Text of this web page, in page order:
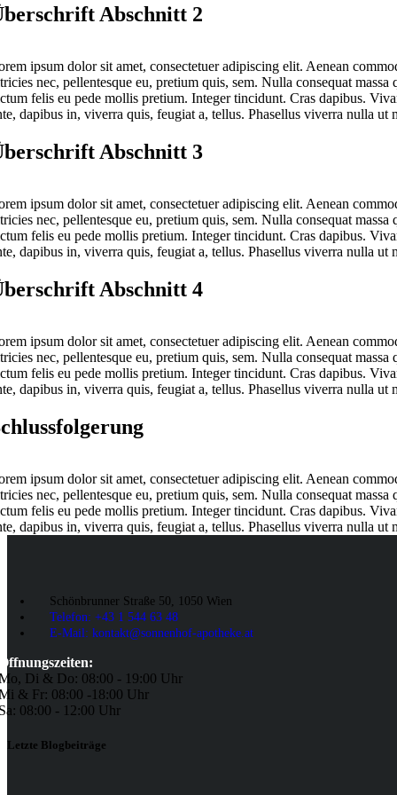
Abschnitt 2
ipsum dolor sit amet, consectetuer adipiscing elit. Aenean
nec, pellentesque eu, pretium quis, sem. Nulla consequat
felis eu pede mollis pretium. Integer tincidunt. Cras dapibus.
dapibus in, viverra quis, feugiat a, tellus. Phasellus viverra nulla ut
Abschnitt 3
ipsum dolor sit amet, consectetuer adipiscing elit. Aenean
nec, pellentesque eu, pretium quis, sem. Nulla consequat
felis eu pede mollis pretium. Integer tincidunt. Cras dapibus.
dapibus in, viverra quis, feugiat a, tellus. Phasellus viverra nulla ut
Abschnitt 4
ipsum dolor sit amet, consectetuer adipiscing elit. Aenean
nec, pellentesque eu, pretium quis, sem. Nulla consequat
felis eu pede mollis pretium. Integer tincidunt. Cras dapibus.
dapibus in, viverra quis, feugiat a, tellus. Phasellus viverra nulla ut
ipsum dolor sit amet, consectetuer adipiscing elit. Aenean
nec, pellentesque eu, pretium quis, sem. Nulla consequat
felis eu pede mollis pretium. Integer tincidunt. Cras dapibus.
dapibus in, viverra quis, feugiat a, tellus. Phasellus viverra nulla ut
Schönbrunner Straße 50, 1050 Wien
Telefon: +43 1 544 63 48
E-Mail: kontakt@sonnenhof-apotheke.at
Di & Do: 08:00 - 19:00 Uhr
& Fr: 08:00 -18:00 Uhr
08:00 - 12:00 Uhr
Letzte Blogbeiträge